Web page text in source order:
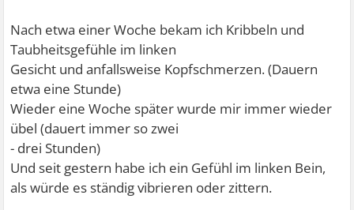
Nach etwa einer Woche bekam ich Kribbeln und
Taubheitsgefühle im linken
Gesicht und anfallsweise Kopfschmerzen. (Dauern
etwa eine Stunde)
Wieder eine Woche später wurde mir immer wieder
übel (dauert immer so zwei
- drei Stunden)
Und seit gestern habe ich ein Gefühl im linken Bein,
als würde es ständig vibrieren oder zittern.